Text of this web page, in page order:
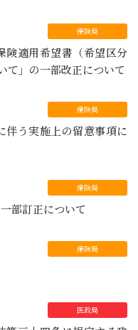
険適用希望書（希望区分
て」の一部改正について
伴う実施上の留意事項に
部訂正について